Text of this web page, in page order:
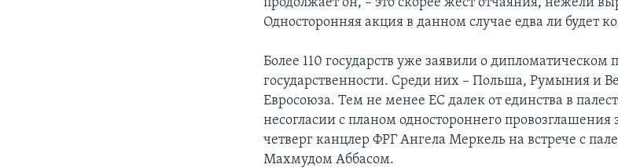
Односторонняя акция в данном случае едва ли будет
Более 110 государств уже заявили о
государственности. Среди них – Польша, Румыния и
Евросоюза. Тем не менее ЕС далек от единства в
несогласии с планом одностороннего
четверг канцлер ФРГ Ангела Меркель на встрече с
Махмудом Аббасом.